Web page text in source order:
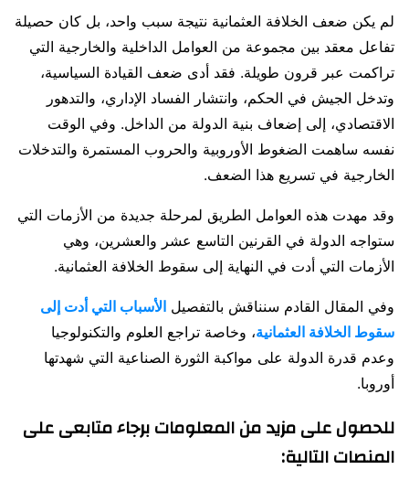
لم يكن ضعف الخلافة العثمانية نتيجة سبب واحد، بل كان حصيلة
تفاعل معقد بين مجموعة من العوامل الداخلية والخارجية التي
تراكمت عبر قرون طويلة. فقد أدى ضعف القيادة السياسية،
وتدخل الجيش في الحكم، وانتشار الفساد الإداري، والتدهور
الاقتصادي، إلى إضعاف بنية الدولة من الداخل. وفي الوقت
نفسه ساهمت الضغوط الأوروبية والحروب المستمرة والتدخلات
الخارجية في تسريع هذا الضعف.
وقد مهدت هذه العوامل الطريق لمرحلة جديدة من الأزمات التي
ستواجه الدولة في القرنين التاسع عشر والعشرين، وهي
الأزمات التي أدت في النهاية إلى سقوط الخلافة العثمانية.
وفي المقال القادم سنناقش بالتفصيل الأسباب التي أدت إلى
سقوط الخلافة العثمانية، وخاصة تراجع العلوم والتكنولوجيا
وعدم قدرة الدولة على مواكبة الثورة الصناعية التي شهدتها
أوروبا.
للحصول على مزيد من المعلومات برجاء متابعى على
المنصات التالية: